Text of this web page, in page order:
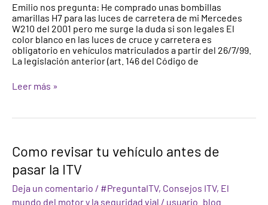
Emilio nos pregunta: He comprado unas bombillas
amarillas H7 para las luces de carretera de mi Mercedes
W210 del 2001 pero me surge la duda si son legales El
color blanco en las luces de cruce y carretera es
obligatorio en vehículos matriculados a partir del 26/7/99.
La legislación anterior (art. 146 del Código de
luces
de
los
vehículos?
Leer más »
Como revisar tu vehículo antes de
pasar la ITV
Deja un comentario / #PreguntaITV, Consejos ITV, El
mundo del motor y la seguridad vial / usuario_blog
Como
revisar
tu
vehículo
antes
de